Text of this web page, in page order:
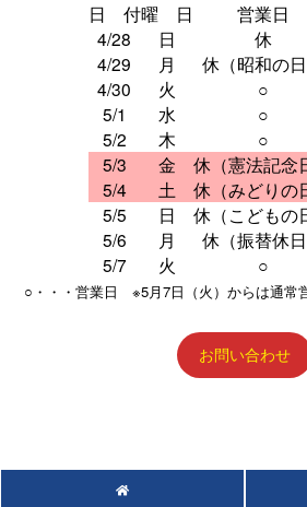
日 付曜 日
営業日
4/28
日
休
4/29
月
休（昭和の日
4/30
火
○
5/1
水
○
5/2
木
○
5/3
金
休（憲法記念
5/4
土
休（みどりの
5/5
日
休（こどもの
5/6
月
休（振替休日
5/7
火 ○
○・・・営業日 ※5月7日（火）からは通常
お問い合わせ